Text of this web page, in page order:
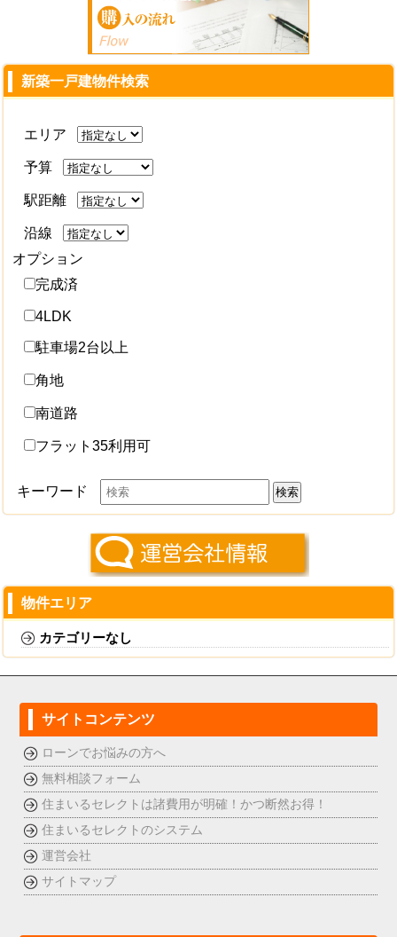
新築一戸建物件検索
エリア
予算
駅距離
沿線
オプション
完成済
4LDK
駐車場2台以上
角地
南道路
フラット35利用可
キーワード
物件エリア
カテゴリーなし
サイトコンテンツ
ローンでお悩みの方へ
無料相談フォーム
住まいるセレクトは諸費用が明確！かつ断然お得！
住まいるセレクトのシステム
運営会社
サイトマップ